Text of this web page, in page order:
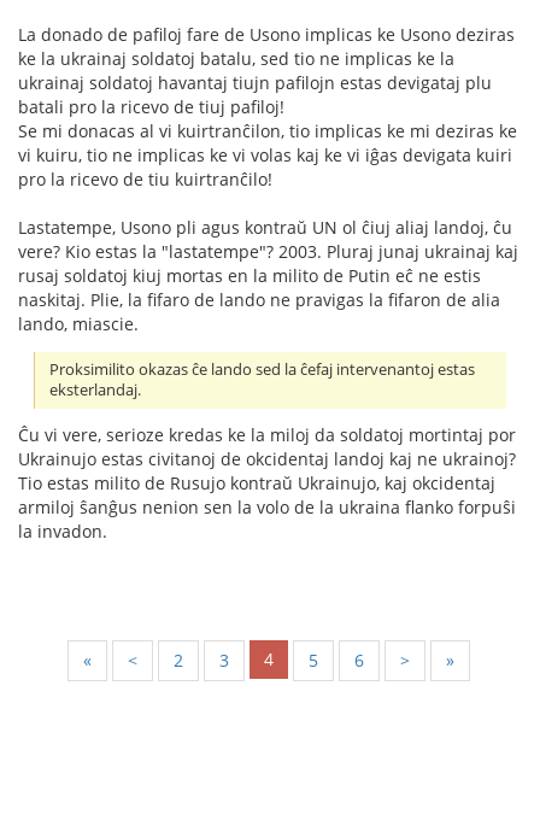
La donado de pafiloj fare de Usono implicas ke Usono deziras
ke la ukrainaj soldatoj batalu, sed tio ne implicas ke la
ukrainaj soldatoj havantaj tiujn pafilojn estas devigataj plu
batali pro la ricevo de tiuj pafiloj!
Se mi donacas al vi kuirtranĉilon, tio implicas ke mi deziras ke
vi kuiru, tio ne implicas ke vi volas kaj ke vi iĝas devigata kuiri
pro la ricevo de tiu kuirtranĉilo!
Lastatempe, Usono pli agus kontraŭ UN ol ĉiuj aliaj landoj, ĉu
vere? Kio estas la "lastatempe"? 2003. Pluraj junaj ukrainaj kaj
rusaj soldatoj kiuj mortas en la milito de Putin eĉ ne estis
naskitaj. Plie, la fifaro de lando ne pravigas la fifaron de alia
lando, miascie.
Proksimilito okazas ĉe lando sed la ĉefaj intervenantoj estas
eksterlandaj.
Ĉu vi vere, serioze kredas ke la miloj da soldatoj mortintaj por
Ukrainujo estas civitanoj de okcidentaj landoj kaj ne ukrainoj?
Tio estas milito de Rusujo kontraŭ Ukrainujo, kaj okcidentaj
armiloj ŝanĝus nenion sen la volo de la ukraina flanko forpuŝi
la invadon.
« < 2 3 4 5 6 > »